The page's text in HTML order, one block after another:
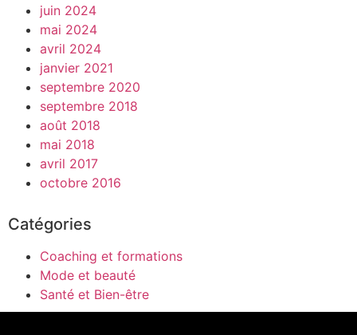
juin 2024
mai 2024
avril 2024
janvier 2021
septembre 2020
septembre 2018
août 2018
mai 2018
avril 2017
octobre 2016
Catégories
Coaching et formations
Mode et beauté
Santé et Bien-être